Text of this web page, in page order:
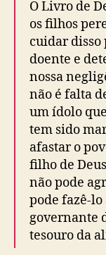
O Livro de
os filhos
cuidar disso
doente e
nossa
não é falta
um ídolo
tem sido
afastar o
filho de
não pode
pode fazê-
governante
tesouro da